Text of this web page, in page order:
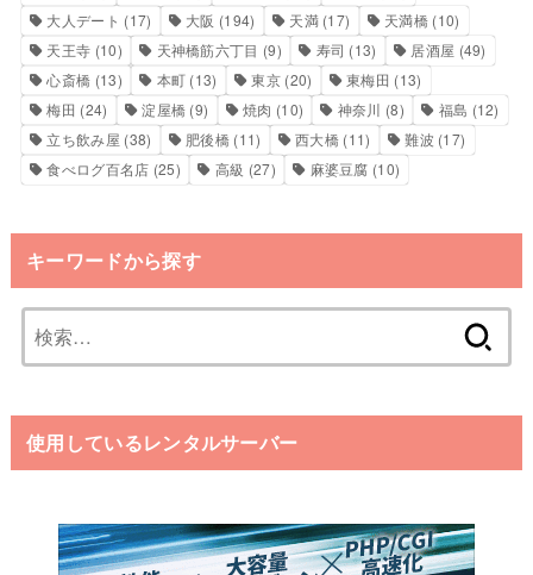
大人デート (17) 大阪 (194) 天満(17) 天満橋(10)
天王寺 (10) 天神橋筋六丁目 (9) 寿司 (13) 居酒屋 (49)
心斎橋 (13) 本町 (13) 東京(20) 東梅田 (13)
梅田 (24) 淀屋橋 (9) 焼肉 (10) 神奈川 (8) 福島 (12)
立ち飲み屋 (38) 肥後橋 (11) 西大橋 (11) 難波 (17)
食べログ百名店 (25) 高級 (27) 麻婆豆腐 (10)
キーワードから探す
索:
使用しているレンタルサーバー